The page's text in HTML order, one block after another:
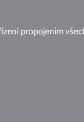
propojením